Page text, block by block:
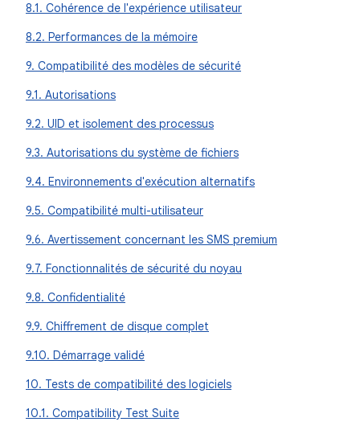
8.1. Cohérence de l'expérience utilisateur
8.2. Performances de la mémoire
9. Compatibilité des modèles de sécurité
9.1. Autorisations
9.2. UID et isolement des processus
9.3. Autorisations du système de fichiers
9.4. Environnements d'exécution alternatifs
9.5. Compatibilité multi-utilisateur
9.6. Avertissement concernant les SMS premium
9.7. Fonctionnalités de sécurité du noyau
9.8. Confidentialité
9.9. Chiffrement de disque complet
9.10. Démarrage validé
10. Tests de compatibilité des logiciels
10.1. Compatibility Test Suite